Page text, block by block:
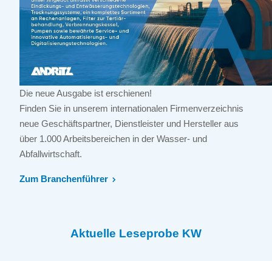
Die neue Ausgabe ist erschienen!
Finden Sie in unserem internationalen Firmenverzeichnis
neue Geschäftspartner, Dienstleister und Hersteller aus
über 1.000 Arbeitsbereichen in der Wasser- und
Abfallwirtschaft.
Zum Branchenführer
Aktuelle Leseprobe KW